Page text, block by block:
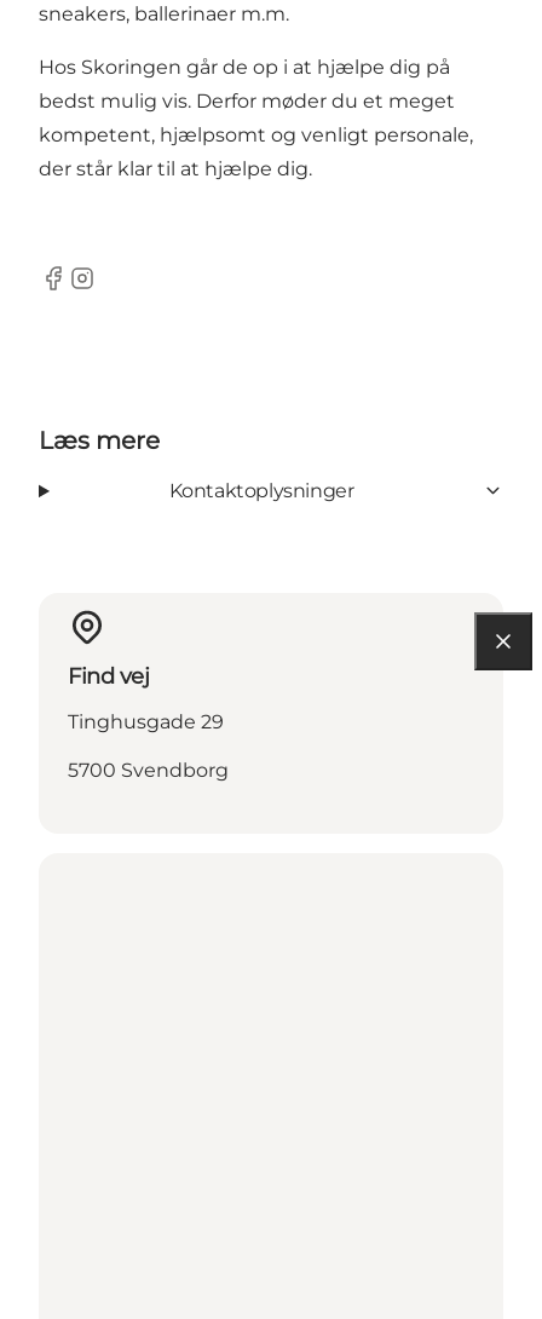
sneakers, ballerinaer m.m.
Hos Skoringen går de op i at hjælpe dig på
bedst mulig vis. Derfor møder du et meget
kompetent, hjælpsomt og venligt personale,
der står klar til at hjælpe dig.
Facebook
Instagram
Læs mere
Kontaktoplysninger
Find vej
Tinghusgade 29
5700 Svendborg